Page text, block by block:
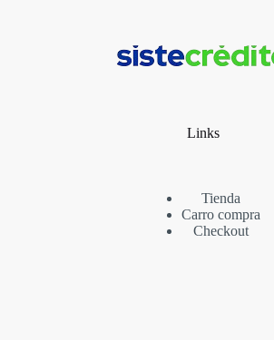
Links
Tienda
Carro compra
Checkout